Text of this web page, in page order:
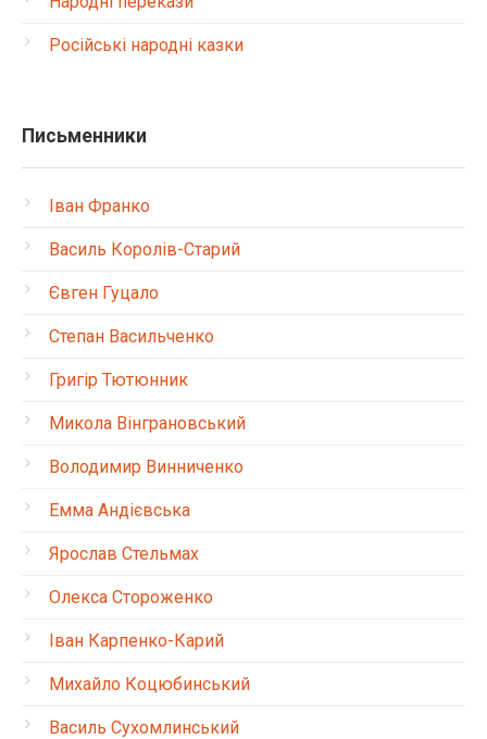
Російські народні казки
Письменники
Іван Франко
Василь Королів-Старий
Євген Гуцало
Степан Васильченко
Григір Тютюнник
Микола Вінграновський
Володимир Винниченко
Емма Андієвська
Ярослав Стельмах
Олекса Стороженко
Іван Карпенко-Карий
Михайло Коцюбинський
Василь Сухомлинський